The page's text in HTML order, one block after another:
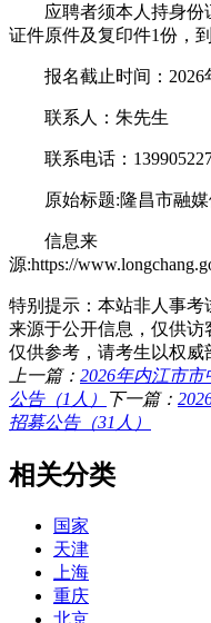
应聘者须本人持身份证
证件原件及复印件1份，
报名截止时间：2026
联系人：朱先生
联系电话：
原始标题:隆昌市融媒
信息来
源:https://
特别提示：本站非人事
来源于公开信息，仅供
仅供参考，请考生以权威
上一篇： 2026年内江市
公告（1人）
下一篇：
招募公告（31人）
相关分类
国家
天津
上海
重庆
北京